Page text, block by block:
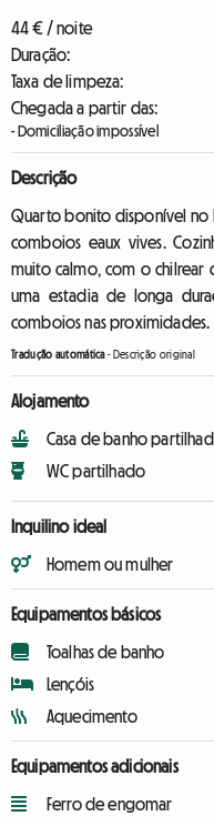
44 € / noite
Duração:
Taxa de limpeza:
Chegada a partir das:
- Domiciliação impossível
Descrição
Quarto bonito disponível no
comboios eaux vives.
muito calmo, com o chilrear
uma estadia de longa
comboios nas proximidades.
Tradução automática- Descrição original
Alojamento
Casa de banho
WC partilhado
Inquilino ideal
Homem ou mulher
Equipamentos básicos
Toalhas de banho
Lençóis
Aquecimento
Equipamentos adicionais
Ferro de engomar